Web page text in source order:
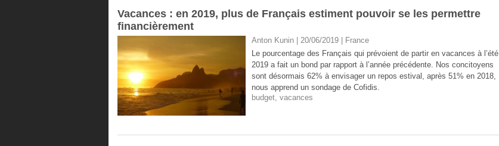
Vacances : en 2019, plus de Français estiment pouvoir se les permettre
financièrement
Anton Kunin | 20/06/2019
France
Le pourcentage des Français qui prévoient de partir en vacances à l’été
2019 a fait un bond par rapport à l’année précédente. Nos concitoyens
sont désormais 62% à envisager un repos estival, après 51% en 2018,
nous apprend un sondage de Cofidis.
budget, vacances